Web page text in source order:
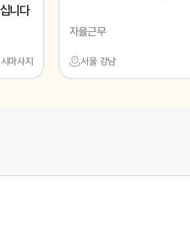
니다
마사지
자율근무
서울 강남